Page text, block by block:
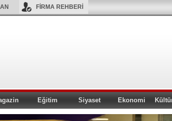
FİRMA REHBERİ
Eğitim Siyaset Ekonomi